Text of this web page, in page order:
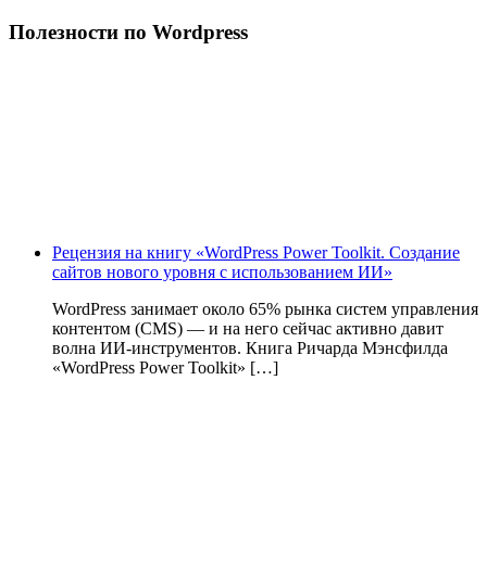
Полезности по Wordpress
Рецензия на книгу «WordPress Power Toolkit. Создание
сайтов нового уровня с использованием ИИ»
WordPress занимает около 65% рынка систем управления
контентом (CMS) — и на него сейчас активно давит
волна ИИ‑инструментов. Книга Ричарда Мэнсфилда
«WordPress Power Toolkit» […]